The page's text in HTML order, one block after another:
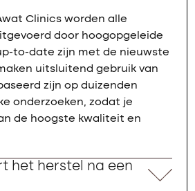
Clinics worden alle
door hoogopgeleide
to-date zijn met de nieuwste
uitsluitend gebruik van
zijn op duizenden
onderzoeken, zodat je
de hoogste kwaliteit en
het herstel na een